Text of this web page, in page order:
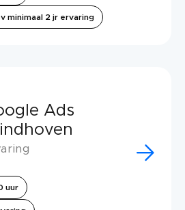
minimaal 2 jr ervaring
Ads
uur